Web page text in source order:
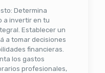
Determina
a invertir en tu
Establecer un
a tomar decisiones
financieras.
los gastos
profesionales,